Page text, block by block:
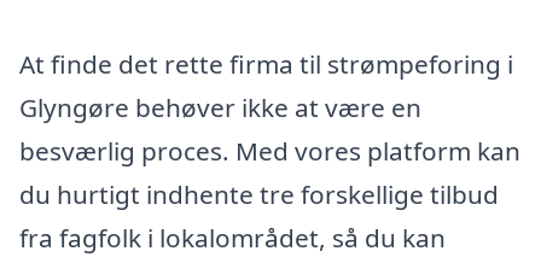
At finde det rette firma til strømpeforing i
Glyngøre behøver ikke at være en
besværlig proces. Med vores platform kan
du hurtigt indhente tre forskellige tilbud
fra fagfolk i lokalområdet, så du kan